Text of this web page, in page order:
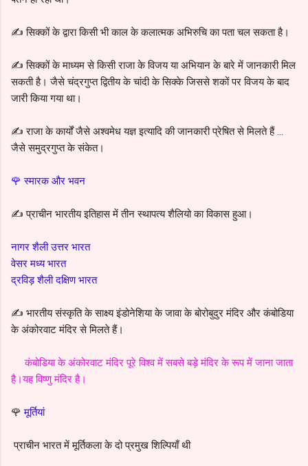
✍️ सिक्कों के द्वारा किसी भी काल के कलात्मक अभिरुचि का पता चल सकता है।
✍️ सिक्कों के माध्यम से किसी राजा के विजय या अभियान के बारे में जानकारी मिल
सकती है।जैसे चंद्रगुप्त द्वितीय के चांदी के सिक्के जिससे शकों पर विजय के बाद
जारी किया गया था।
✍️ राजा के कार्यों जैसे अश्वमेध यज्ञ इत्यादि की जानकारी प्रेषित से मिलते हैं ...
जैसे समुद्रगुप्त के संकेत।
🌹 स्मारक और भवन
✍️ प्राचीन भारतीय इतिहास में तीन स्थापत्य शैलियो का विकास हुआ।
नागर शैली उत्तर भारत
वेसर मध्य भारत
द्रविड़ शैली दक्षिण भारत
✍️ भारतीय संस्कृति के साक्ष्य इंडोनेशिया के जावा के बोरोबुदुर मंदिर और कंबोडिया
के अंकोरवाट मंदिर से मिलते हैं।
कंबोडिया के अंकोरवाट मंदिर पूरे विश्व में सबसे बड़े मंदिर के रूप में जाना जाता
है।यह विष्णु मंदिर है।
🌹 मूर्तियां
प्राचीन भारत में मूर्तिकला के दो प्रमुख शिल्पियाँ थी